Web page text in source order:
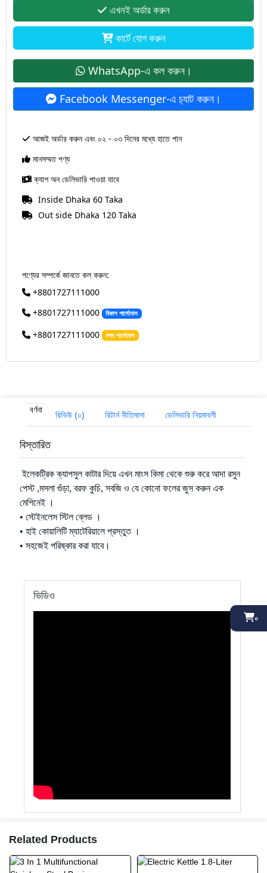
এখনই অর্ডার করুন
কার্টে যোগ করুন
WhatsApp-এ কল করুন।
Facebook Messenger-এ চ‍্যাট করুন।
আজই অর্ডার করুন এবং ০২ - ০৩ দিনের মধ্যে হাতে পান
মানসম্মত পণ্য
ক্যাশ অন ডেলিভারি পাওয়া যাবে
Inside Dhaka 60 Taka
Out side Dhaka 120 Taka
পণ্যের সম্পর্কে জানতে কল করুন:
+8801727111000
+8801727111000
বিকাশ পার্সোনাল
+8801727111000 নগদ পার্সোনাল
বর্ণনা
রিভিউ (০) রিটার্ন নীতিমালা ডেলিভারি নিয়মাবলী
বিস্তারিত
ইলেকট্রিক ক্যাপসুল কাটার দিয়ে এখন মাংস কিমা থেকে শুরু করে আদা রসুন
পেস্ট ,মসলা গুঁড়া, বরফ কুচি, সবজি ও যে কোনো ফলের জুস করুন এক
মেশিনেই ।
• স্টেইনলেস স্টিল ব্লেড ।
• হাই কোয়ালিটি ম্যাটেরিয়ালে প্রস্তুত ।
• সহজেই পরিষ্কার করা যাবে।
ভিডিও
Related Products
০